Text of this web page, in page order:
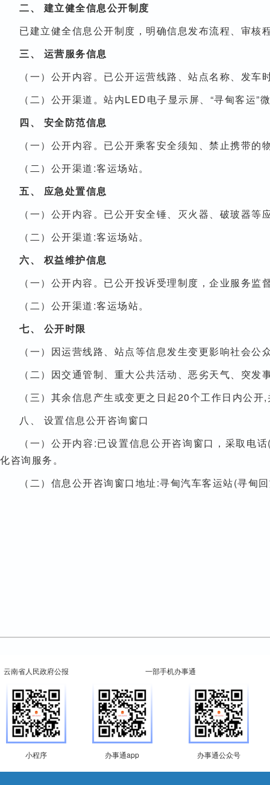
二、 建立健全信息公开制度
已建立健全信息公开制度，明确信息发布流程、审核
三、 运营服务信息
（一）公开内容。已公开运营线路、站点名称、发车
（二）公开渠道。站内LED电子显示屏、“寻甸客运”
四、 安全防范信息
（一）公开内容。已公开乘客安全须知、禁止携带
（二）公开渠道:客运场站。
五、 应急处置信息
（一）公开内容。已公开安全锤、灭火器、破玻器
（二）公开渠道:客运场站。
六、 权益维护信息
（一）公开内容。已公开投诉受理制度，企业服务
（二）公开渠道:客运场站。
七、 公开时限
（一）因运营线路、站点等信息发生变更影响社会
（二）因交通管制、重大公共活动、恶劣天气、突
（三）其余信息产生或变更之日起20个工作日内公
八、 设置信息公开咨询窗口
（一）公开内容:已设置信息公开咨询窗口，采取
化咨询服务。
（二）信息公开咨询窗口地址:寻甸汽车客运站(寻甸
云南省人民政府公报
小程序
一部手机办事通
办事通app 办事通公众号